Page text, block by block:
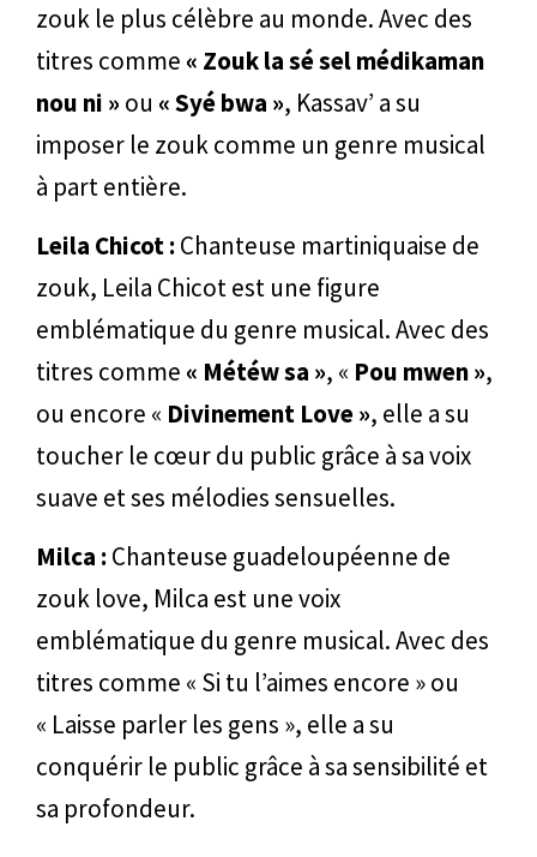
zouk le plus célèbre au monde. Avec des
titres comme « Zouk la sé sel médikaman
nou ni » ou « Syé bwa », Kassav’ a su
imposer le zouk comme un genre musical
à part entière.
Leila Chicot : Chanteuse martiniquaise de
zouk, Leila Chicot est une figure
emblématique du genre musical. Avec des
titres comme « Météw sa », « Pou mwen »,
ou encore « Divinement Love », elle a su
toucher le cœur du public grâce à sa voix
suave et ses mélodies sensuelles.
Milca : Chanteuse guadeloupéenne de
zouk love, Milca est une voix
emblématique du genre musical. Avec des
titres comme « Si tu l’aimes encore » ou
« Laisse parler les gens », elle a su
conquérir le public grâce à sa sensibilité et
sa profondeur.